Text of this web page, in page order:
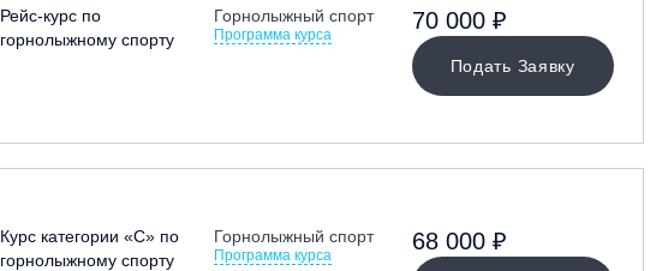
Рейс-курс по
горнолыжному спорту
Горнолыжный спорт
Программа курса
Подать Заявку
70 000 ₽
Курс категории «С» по
горнолыжному спорту
Горнолыжный спорт
Программа курса
68 000 ₽